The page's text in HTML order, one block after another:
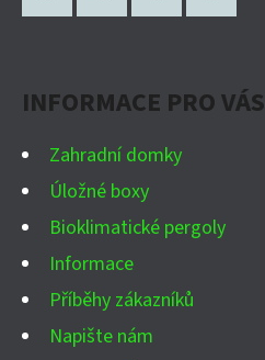
INFORMACE PRO VÁS
Zahradní domky
Úložné boxy
Bioklimatické pergoly
Informace
Příběhy zákazníků
Napište nám